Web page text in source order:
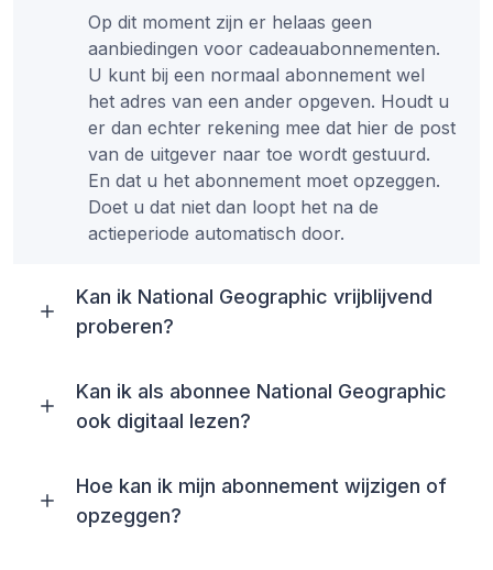
Op dit moment zijn er helaas geen
aanbiedingen voor cadeauabonnementen.
U kunt bij een normaal abonnement wel
het adres van een ander opgeven. Houdt u
er dan echter rekening mee dat hier de post
van de uitgever naar toe wordt gestuurd.
En dat u het abonnement moet opzeggen.
Doet u dat niet dan loopt het na de
actieperiode automatisch door.
Kan ik National Geographic vrijblijvend
proberen?
Kan ik als abonnee National Geographic
ook digitaal lezen?
Hoe kan ik mijn abonnement wijzigen of
opzeggen?